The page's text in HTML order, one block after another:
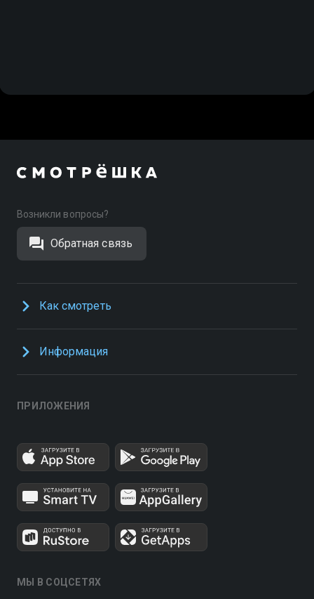
Возникли вопросы?
Обратная связь
Как смотреть
Информация
ПРИЛОЖЕНИЯ
МЫ В СОЦСЕТЯХ